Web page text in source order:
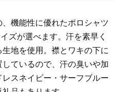
機能性に優れたポロシャツ
ズが選べます。汗を素早く
地を使用。襟とワキの下に
ているので、汗の臭いや加
スネイビー・サーフブルー